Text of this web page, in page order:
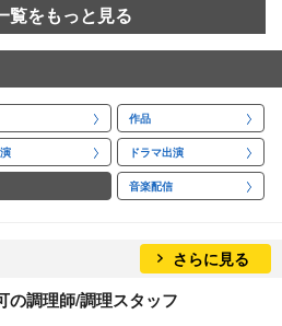
覧をもっと見る
作品
ドラマ出演
音楽配信
さらに見る
の調理師/調理スタッフ